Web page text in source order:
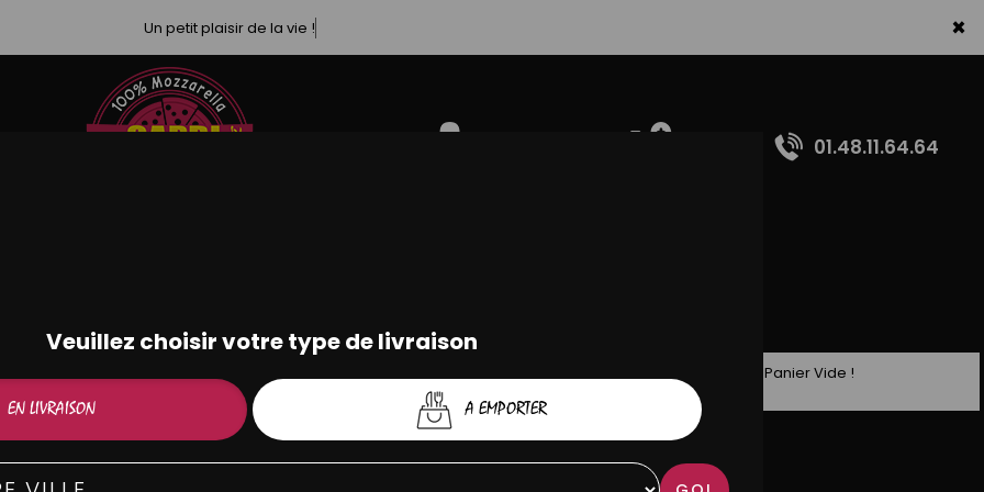
×
Un petit plaisir de la vie !
01.48.11.64.64
PIZZAS TOMATE Panier Vide !